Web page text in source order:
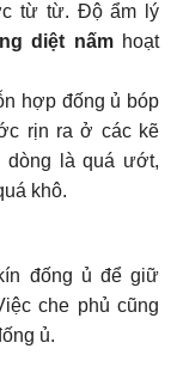
từ từ. Độ ẩm lý
diệt nấmhoạt
hợp đống ủ bóp
rịn ra ở các kẽ
dòng là quá ướt,
khô.
đống ủ để giữ
che phủ cũng
ủ.